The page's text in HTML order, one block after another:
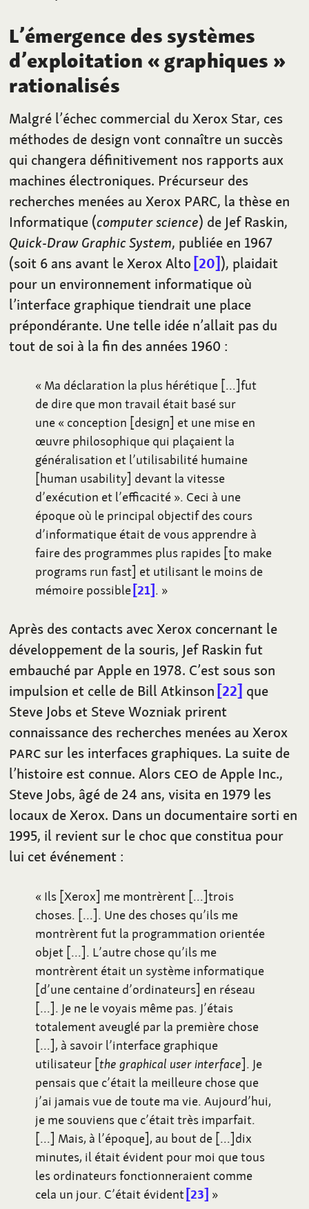
L’émergence des systèmes
d’exploitation «graphiques »
rationalisés
Malgré l’échec commercial du Xerox Star, ces
méthodes de design vont connaître un succès
qui changera définitivement nos rapports aux
machines électroniques. Précurseur des
recherches menées au Xerox PARC, la thèse en
Informatique (computer science) de Jef Raskin,
Quick-Draw Graphic System, publiée en 1967
(soit 6 ans avant le Xerox Alto 20 ), plaidait
pour un environnement informatique où
l’interface graphique tiendrait une place
prépondérante. Une telle idée n’allait pas du
tout de soi à la fin des années 1960 :
« Ma déclaration la plus hérétique […]fut
de dire que mon travail était basé sur
une « conception [design] et une mise en
œuvre philosophique qui plaçaient la
généralisation et l’utilisabilité humaine
[human usability] devant la vitesse
d’exécution et l’efficacité ». Ceci à une
époque où le principal objectif des cours
d’informatique était de vous apprendre à
faire des programmes plus rapides [to make
programs run fast] et utilisant le moins de
mémoire possible 21 . »
Après des contacts avec Xerox concernant le
développement de la souris, Jef Raskin fut
embauché par Apple en 1978. C’est sous son
impulsion et celle de Bill Atkinson 22 que
Steve Jobs et Steve Wozniak prirent
connaissance des recherches menées au Xerox
PARC sur les interfaces graphiques. La suite de
l’histoire est connue. Alors CEO de Apple Inc.,
Steve Jobs, âgé de 24 ans, visita en 1979 les
locaux de Xerox. Dans un documentaire sorti en
1995, il revient sur le choc que constitua pour
lui cet événement :
« Ils [Xerox] me montrèrent […]trois
choses. […]. Une des choses qu’ils me
montrèrent fut la programmation orientée
objet […]. L’autre chose qu’ils me
montrèrent était un système informatique
[d’une centaine d’ordinateurs] en réseau
[…]. Je ne le voyais même pas. J’étais
totalement aveuglé par la première chose
[…], à savoir l’interface graphique
utilisateur [the graphical user interface]. Je
pensais que c’était la meilleure chose que
j’ai jamais vue de toute ma vie. Aujourd’hui,
je me souviens que c’était très imparfait.
[…] Mais, à l’époque], au bout de […]dix
minutes, il était évident pour moi que tous
les ordinateurs fonctionneraient comme
cela un jour. C’était évident 23 »